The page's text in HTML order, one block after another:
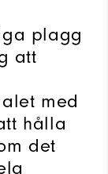
plagg
att
med
hålla
det